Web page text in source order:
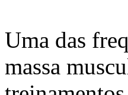
Uma das
massa